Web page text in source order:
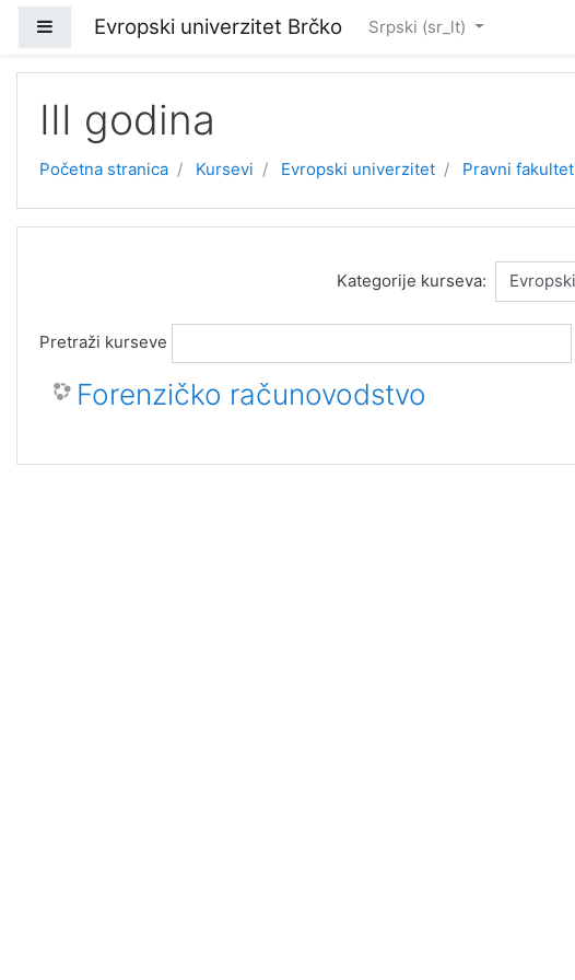
Bočni panel
Evropski univerzitet Brčko Srpski ‎(sr_lt)‎
III godina
Početna stranica Kursevi Evropski univerzitet Pravni fakultet
Kategorije kurseva:
Pretraži kurseve
Forenzičko računovodstvo